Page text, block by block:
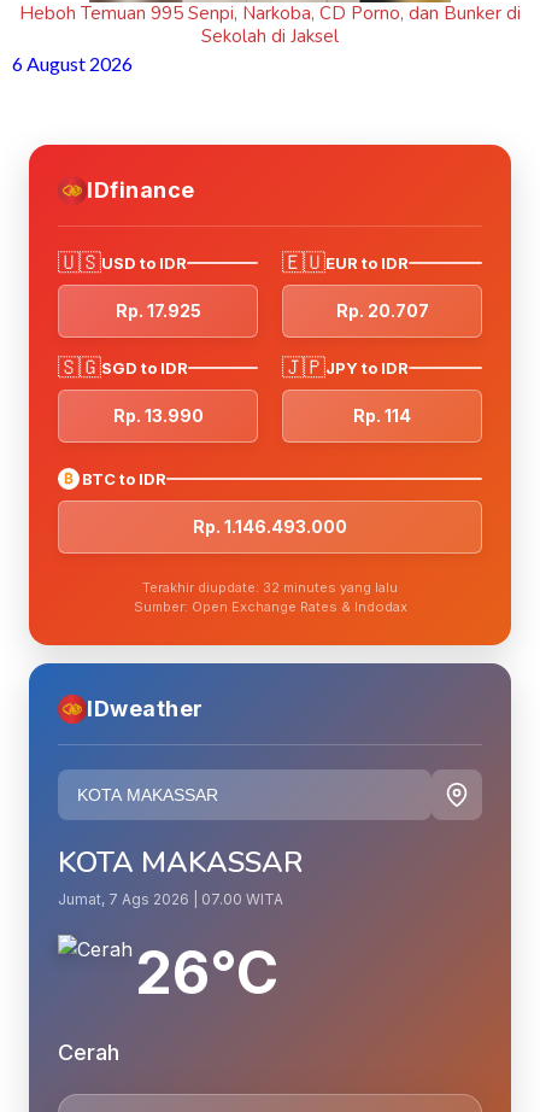
Heboh Temuan 995 Senpi, Narkoba, CD Porno, dan Bunker di
Sekolah di Jaksel
6 August 2026
IDfinance
🇺🇸USD to IDR
Rp. 17.925
🇪🇺EUR to IDR
Rp. 20.707
🇸🇬SGD to IDR
Rp. 13.990
🇯🇵JPY to IDR
Rp. 114
₿ BTC to IDR
Rp. 1.146.493.000
Terakhir diupdate: 32 minutes yang lalu
Sumber: Open Exchange Rates & Indodax
IDweather
KOTA MAKASSAR
Jumat, 7 Ags 2026 | 07.00 WITA
26°C
Cerah